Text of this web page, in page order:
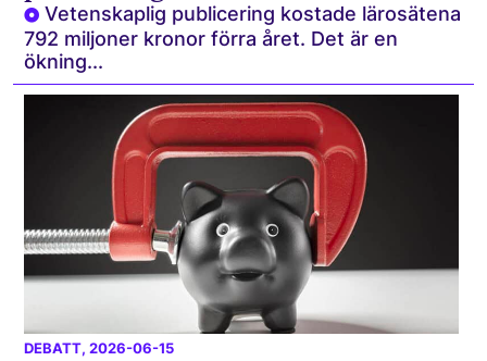
Vetenskaplig publicering kostade lärosätena
792 miljoner kronor förra året. Det är en
ökning...
DEBATT, 2026-06-15